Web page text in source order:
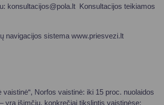
konsultacijos@pola.lt Konsultacijos teikiamos
navigacijos sistema www.priesvezi.lt
vaistinė“, Norfos vaistinė: iki 15 proc. nuolaidos
yra išimčių, konkrečiai tikslintis vaistinėse;